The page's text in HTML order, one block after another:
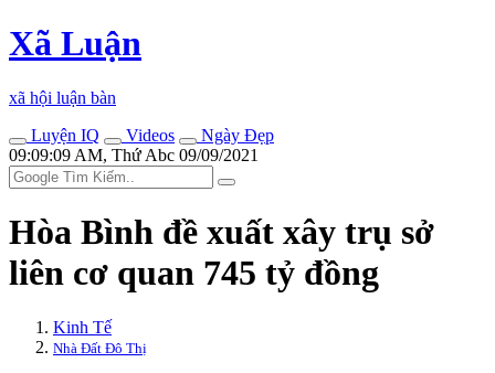
Xã Luận
xã hội luận bàn
Luyện IQ
Videos
Ngày Đẹp
09:09:09 AM, Thứ Abc 09/09/2021
Hòa Bình đề xuất xây trụ sở
liên cơ quan 745 tỷ đồng
Kinh Tế
Nhà Đất Đô Thị